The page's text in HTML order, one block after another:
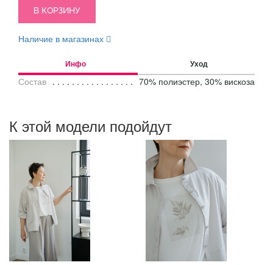
В КОРЗИНУ
Наличие в магазинах
Инфо Уход
Состав 70% полиэстер, 30% вискоза
К этой модели подойдут